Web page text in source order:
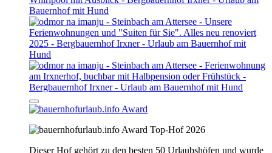
Top-Hof 2026
Dieser Hof gehört zu den besten 50 Urlaubshöfen und wurde